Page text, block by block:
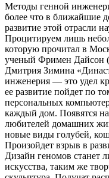
Методы генной
более что в ближайшие
развитие этой отрасли
Процитируем лишь
которую прочитал в
ученый Фримен Дайсон
Дмитрия Зимина
инженерия — это удел
ее развитие пойдет по
персональных
каждый дом. Появятся
любителей домашних
новые виды голубей,
Произойдет взрыв в
Дизайн геномов станет
искусства, таким же